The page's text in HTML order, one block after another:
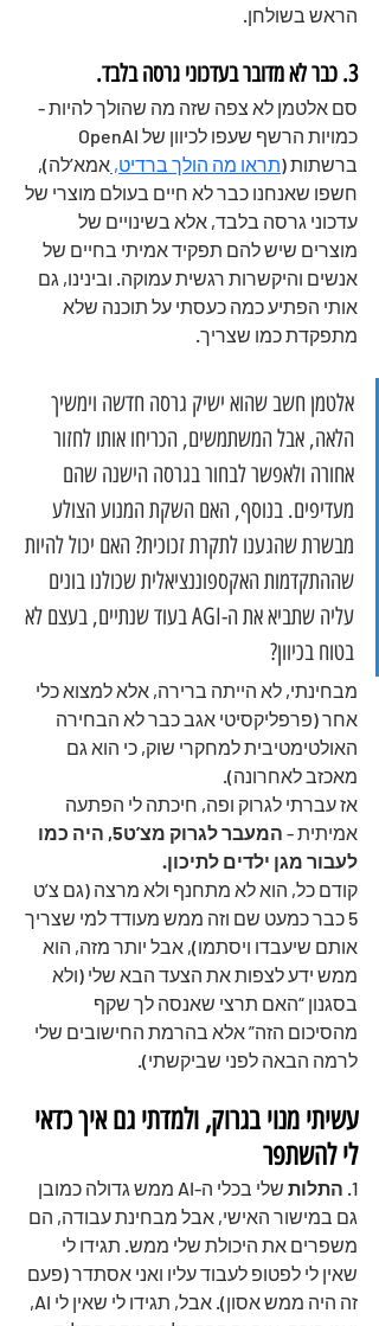
הראש בשולחן.
3. כבר לא מדובר בעדכוני גרסה בלבד.
סם אלטמן לא צפה שזה מה שהולך להיות -
ברשתות (תראו מה הולך ברדיט, אמא’לה),
חשפו שאנחנו כבר לא חיים בעולם מוצרי של
עדכוני גרסה בלבד, אלא בשינויים של
מוצרים שיש להם תפקיד אמיתי בחיים של
אנשים והיקשרות רגשית עמוקה. ובינינו, גם
אותי הפתיע כמה כעסתי על תוכנה שלא
מתפקדת כמו שצריך.
אלטמן חשב שהוא ישיק גרסה חדשה וימשיך
הלאה, אבל המשתמשים, הכריחו אותו לחזור
אחורה ולאפשר לבחור בגרסה הישנה שהם
מעדיפים. בנוסף, האם השקת המנוע הצולע
מבשרת שהגענו לתקרת זכוכית? האם יכול להיות
שההתקדמות האקספוננציאלית שכולנו בונים
עליה שתביא את ה-AGI בעוד שנתיים, בעצם לא
בטוח בכיוון?
מבחינתי, לא הייתה ברירה, אלא למצוא כלי
אחר (פרפליקסיטי אגב כבר לא הבחירה
האולטימטיבית למחקרי שוק, כי הוא גם
מאכזב לאחרונה).
אז עברתי לגרוק ופה, חיכתה לי הפתעה
אמיתית -
המעבר לגרוק מצ’ט5, היה כמו
לעבור מגן ילדים לתיכון.
קודם כל, הוא לא מתחנף ולא מרצה (גם צ’ט
5 כבר כמעט שם וזה ממש מעודד למי שצריך
אותם שיעבדו ויסתמו), אבל יותר מזה, הוא
ממש ידע לצפות את הצעד הבא שלי (ולא
בסגנון “האם תרצי שאנסה לך שקף
מהסיכום הזה” אלא בהרמת החישובים שלי
לרמה הבאה לפני שביקשתי).
עשיתי מנוי בגרוק, ולמדתי גם איך כדאי
לי להשתפר
1. התלות
שלי בכלי ה-AI ממש גדולה כמובן
גם במישור האישי, אבל מבחינת עבודה, הם
משפרים את היכולת שלי ממש. תגידו לי
שאין לי לפטופ לעבוד עליו ואני אסתדר (פעם
זה היה ממש אסון). אבל, תגידו לי שאין לי AI,